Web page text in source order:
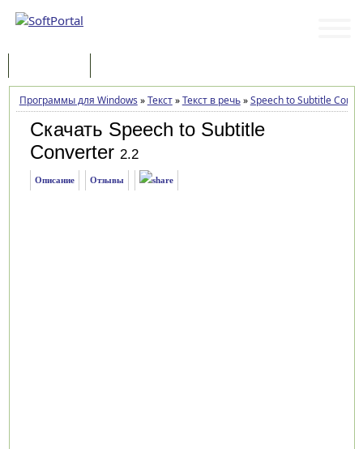
Программы для Windows »Текст»Текст в речь»Speech to Subtitle
Скачать Speech to Subtitle
Converter 2.2
Описание Отзывы